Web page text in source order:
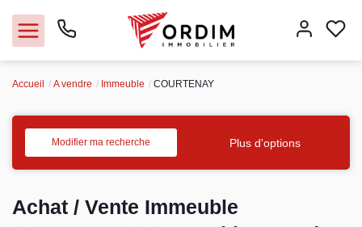
Acheter
Accueil A vendre Immeuble COURTENAY
Modifier ma recherche Plus d'options
Achat / Vente Immeuble